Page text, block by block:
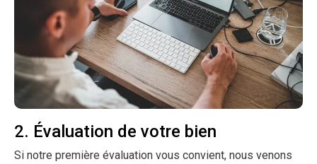
2. Évaluation de votre bien
Si notre première évaluation vous convient, nous venons